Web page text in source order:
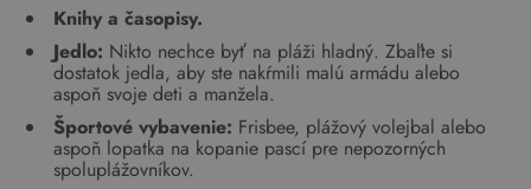
Knihy a časopisy.
Jedlo: Nikto nechce byť na pláži hladný. Zbaľte si
dostatok jedla, aby ste nakŕmili malú armádu alebo
aspoň svoje deti a manžela.
Športové vybavenie: Frisbee, plážový volejbal alebo
aspoň lopatka na kopanie pascí pre nepozorných
spoluplážovníkov.